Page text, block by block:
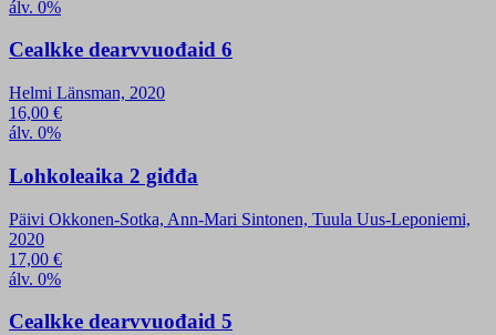
álv. 0%
Cealkke dearvvuođaid 6
Helmi Länsman, 2020
16,00 €
álv. 0%
Lohkoleaika 2 giđđa
Päivi Okkonen-Sotka, Ann-Mari Sintonen, Tuula Uus-Leponiemi,
2020
17,00 €
álv. 0%
Cealkke dearvvuođaid 5